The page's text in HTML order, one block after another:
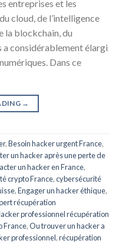
entreprises et les
cloud, de l’intelligence
la blockchain, du
considérablement élargi
Dans ce
→
,Besoin hacker urgent France,
un hacker après une perte de
un hacker en France,
crypto France,cybersécurité
,Engager un hacker éthique,
récupération
professionnel récupération
France,Ou trouver un hacker a
professionnel,récupération